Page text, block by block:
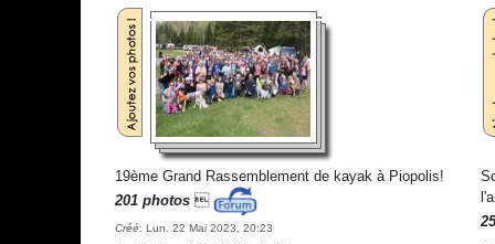
19ème Grand Rassemblement de kayak à Piopolis!
201 photos
Créé: Lun. 22 Mai 2023, 20:23